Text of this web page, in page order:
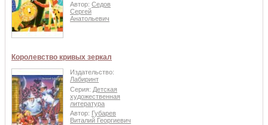
Автор: Седов
Сергей
Анатольевич
Королевство кривых зеркал
Издательство:
Лабиринт
Серия: Детская
художественная
литература
Автор: Губарев
Виталий Георгиевич